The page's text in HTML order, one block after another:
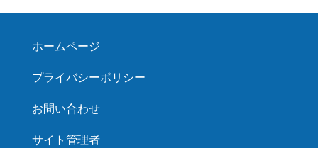
ホームページ
プライバシーポリシー
お問い合わせ
サイト管理者